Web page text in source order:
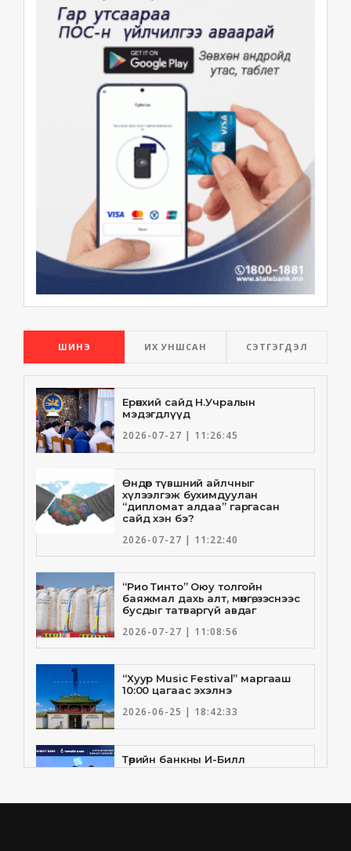
ШИНЭ ИХ УНШСАН СЭТГЭГДЭЛ
Ерөнхий сайд Н.Учралын
мэдэгдлүүд
2026-07-27 | 11:26:45
Өндөр түвшний айлчныг
хүлээлгэж бухимдуулан
“дипломат алдаа” гаргасан
сайд хэн бэ?
2026-07-27 | 11:22:40
“Рио Тинто” Оюу толгойн
баяжмал дахь алт, мөнгө, зэснээс
бусдыг татваргүй авдаг
2026-07-27 | 11:08:56
“Хуур Music Festival” маргааш
10:00 цагаас эхэлнэ
2026-06-25 | 18:42:33
Төрийн банкны И-Билл
үйлчилгээнд Голомт банк
2026-06-25 | 9:33:55